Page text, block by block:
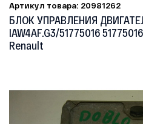
Артикул товара: 20981262
БЛОК УПРАВЛЕНИЯ
IAW4AF.G3/51775016
Renault